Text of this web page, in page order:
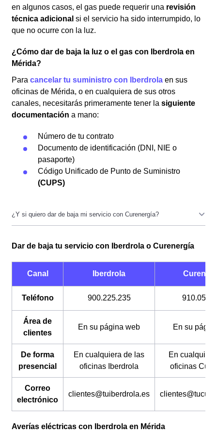
en algunos casos, el gas puede requerir una revisión
técnica adicional si el servicio ha sido interrumpido, lo
que no ocurre con la luz.
¿Cómo dar de baja la luz o el gas con Iberdrola en
Mérida?
Para cancelar tu suministro con Iberdrola en sus
oficinas de Mérida, o en cualquiera de sus otros
canales, necesitarás primeramente tener la siguiente
documentación a mano:
Número de tu contrato
Documento de identificación (DNI, NIE o
pasaporte)
Código Unificado de Punto de Suministro
(CUPS)
los canales a través de los cuáles tienes que realizarlo
son diferentes. La permanencia tampoco es un
problema (a menos que tengas facturas por pagar) y su
coste es gratuito.
Dar de baja tu servicio con Iberdrola o Curenergía
Canal Iberdrola
Teléfono 900.225.235
Área de
clientes
En su página web En su
De forma
presencial
En cualquiera de las
oficinas Iberdrola
En
oficinas
Correo
electrónico
clientes@tuiberdrola.es
Averías eléctricas con Iberdrola en Mérida